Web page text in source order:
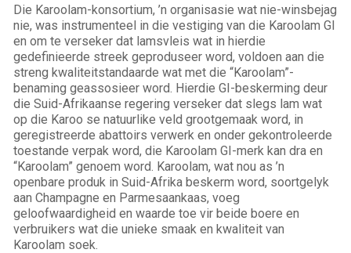
Die Karoolam-konsortium, ’n organisasie wat nie-winsbejag
nie, was instrumenteel in die vestiging van die Karoolam GI
en om te verseker dat lamsvleis wat in hierdie
gedefinieerde streek geproduseer word, voldoen aan die
streng kwaliteitstandaarde wat met die “Karoolam”-
benaming geassosieer word. Hierdie GI-beskerming deur
die Suid-Afrikaanse regering verseker dat slegs lam wat
op die Karoo se natuurlike veld grootgemaak word, in
geregistreerde abattoirs verwerk en onder gekontroleerde
toestande verpak word, die Karoolam GI-merk kan dra en
“Karoolam” genoem word. Karoolam, wat nou as ’n
openbare produk in Suid-Afrika beskerm word, soortgelyk
aan Champagne en Parmesaankaas, voeg
geloofwaardigheid en waarde toe vir beide boere en
verbruikers wat die unieke smaak en kwaliteit van
Karoolam soek.